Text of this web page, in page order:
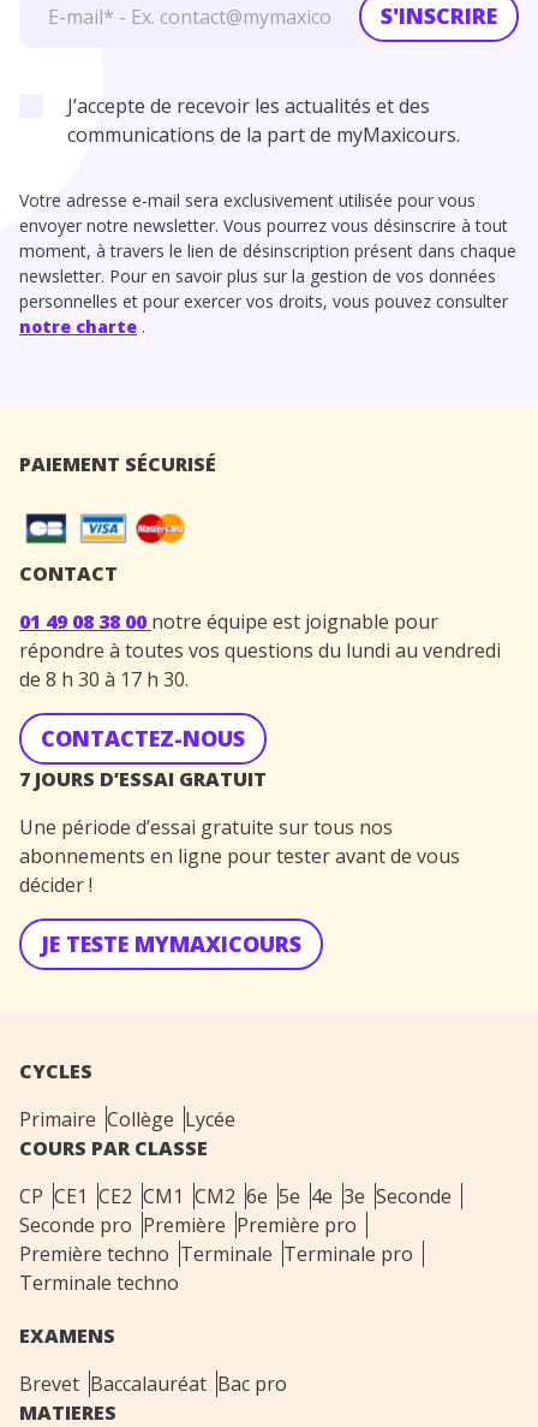
S'INSCRIRE
J’accepte de recevoir les actualités et des
communications de la part de myMaxicours.
Votre adresse e-mail sera exclusivement utilisée pour vous
envoyer notre newsletter. Vous pourrez vous désinscrire à tout
moment, à travers le lien de désinscription présent dans chaque
newsletter. Pour en savoir plus sur la gestion de vos données
personnelles et pour exercer vos droits, vous pouvez consulter
notre charte .
PAIEMENT SÉCURISÉ
CONTACT
01 49 08 38 00 notre équipe est joignable pour
répondre à toutes vos questions du lundi au vendredi
de 8 h 30 à 17 h 30.
CONTACTEZ-NOUS
7 JOURS D’ESSAI GRATUIT
Une période d’essai gratuite sur tous nos
abonnements en ligne pour tester avant de vous
décider !
JE TESTE MYMAXICOURS
CYCLES
Primaire Collège Lycée
COURS PAR CLASSE
CP CE1 CE2 CM1 CM2 6e 5e 4e 3e Seconde
Seconde pro Première Première pro
Première techno Terminale Terminale pro
Terminale techno
EXAMENS
Brevet Baccalauréat Bac pro
MATIERES